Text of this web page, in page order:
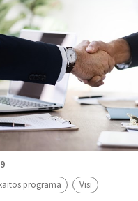
programa Visi